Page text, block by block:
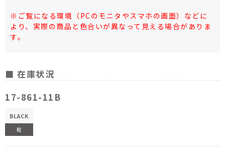
※ご覧になる環境（PCのモニタやスマホの画面）などに
より、実際の商品と色合いが異なって見える場合がありま
す。
■ 在庫状況
17-861-11B
BLACK
有